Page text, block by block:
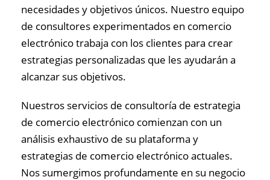
necesidades y objetivos únicos. Nuestro equipo
de consultores experimentados en comercio
electrónico trabaja con los clientes para crear
estrategias personalizadas que les ayudarán a
alcanzar sus objetivos.
Nuestros servicios de consultoría de estrategia
de comercio electrónico comienzan con un
análisis exhaustivo de su plataforma y
estrategias de comercio electrónico actuales.
Nos sumergimos profundamente en su negocio